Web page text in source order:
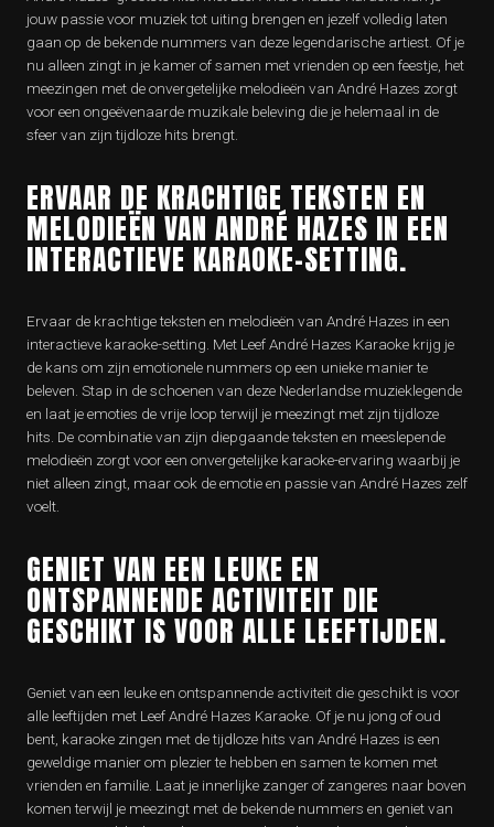
jouw passie voor muziek tot uiting brengen en jezelf volledig laten
gaan op de bekende nummers van deze legendarische artiest. Of je
nu alleen zingt in je kamer of samen met vrienden op een feestje, het
meezingen met de onvergetelijke melodieën van André Hazes zorgt
voor een ongeëvenaarde muzikale beleving die je helemaal in de
sfeer van zijn tijdloze hits brengt.
ERVAAR DE KRACHTIGE TEKSTEN EN
MELODIEËN VAN ANDRÉ HAZES IN EEN
INTERACTIEVE KARAOKE-SETTING.
Ervaar de krachtige teksten en melodieën van André Hazes in een
interactieve karaoke-setting. Met Leef André Hazes Karaoke krijg je
de kans om zijn emotionele nummers op een unieke manier te
beleven. Stap in de schoenen van deze Nederlandse muzieklegende
en laat je emoties de vrije loop terwijl je meezingt met zijn tijdloze
hits. De combinatie van zijn diepgaande teksten en meeslepende
melodieën zorgt voor een onvergetelijke karaoke-ervaring waarbij je
niet alleen zingt, maar ook de emotie en passie van André Hazes zelf
voelt.
GENIET VAN EEN LEUKE EN
ONTSPANNENDE ACTIVITEIT DIE
GESCHIKT IS VOOR ALLE LEEFTIJDEN.
Geniet van een leuke en ontspannende activiteit die geschikt is voor
alle leeftijden met Leef André Hazes Karaoke. Of je nu jong of oud
bent, karaoke zingen met de tijdloze hits van André Hazes is een
geweldige manier om plezier te hebben en samen te komen met
vrienden en familie. Laat je innerlijke zanger of zangeres naar boven
komen terwijl je meezingt met de bekende nummers en geniet van